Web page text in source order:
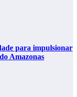
para impulsionar
Amazonas